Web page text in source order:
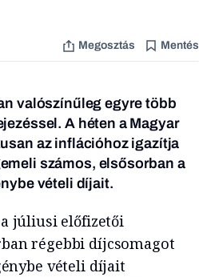
Megosztás Mentés
valószínűleg egyre több
A héten a Magyar
az inflációhoz igazítja
számos, elsősorban a
vételi díjait.
júliusi előfizetői
régebbi díjcsomagot
vételi díjait